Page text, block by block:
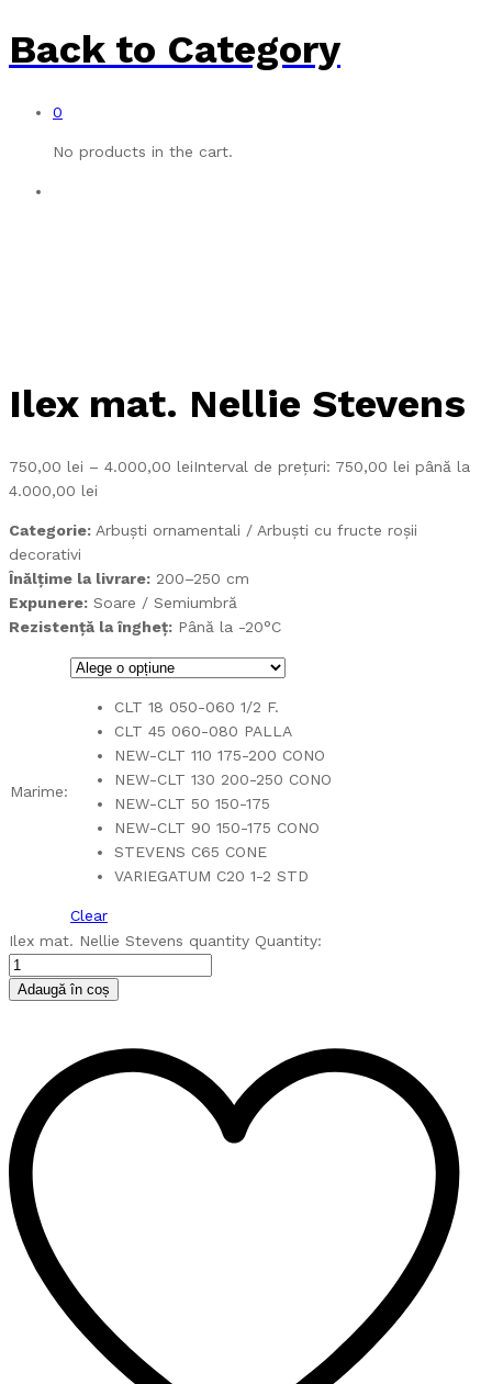
Back to Category
0
No products in the cart.
Ilex mat. Nellie Stevens
750,00 lei – 4.000,00 leiInterval de prețuri: 750,00 lei până la
4.000,00 lei
Categorie: Arbuști ornamentali / Arbuști cu fructe roșii
decorativi
Înălțime la livrare: 200–250 cm
Expunere: Soare / Semiumbră
Rezistență la îngheț: Până la -20°C
Marime:
CLT 18 050-060 1/2 F.
CLT 45 060-080 PALLA
NEW-CLT 110 175-200 CONO
NEW-CLT 130 200-250 CONO
NEW-CLT 50 150-175
NEW-CLT 90 150-175 CONO
STEVENS C65 CONE
VARIEGATUM C20 1-2 STD
Clear
Ilex mat. Nellie Stevens quantity Quantity:
Adaugă în coș